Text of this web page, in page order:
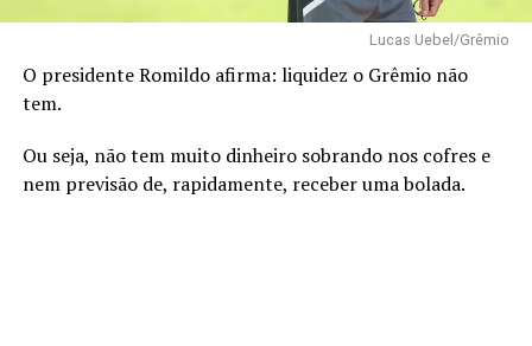
Lucas Uebel/Grêmio
O presidente Romildo afirma: liquidez o Grêmio não
tem.
Ou seja, não tem muito dinheiro sobrando nos cofres e
nem previsão de, rapidamente, receber uma bolada.